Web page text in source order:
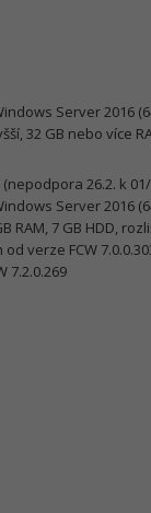
Server 2016
32 GB nebo více
26.2. k
Server 2016
7 GB HDD,
verze FCW
7.2.0.269